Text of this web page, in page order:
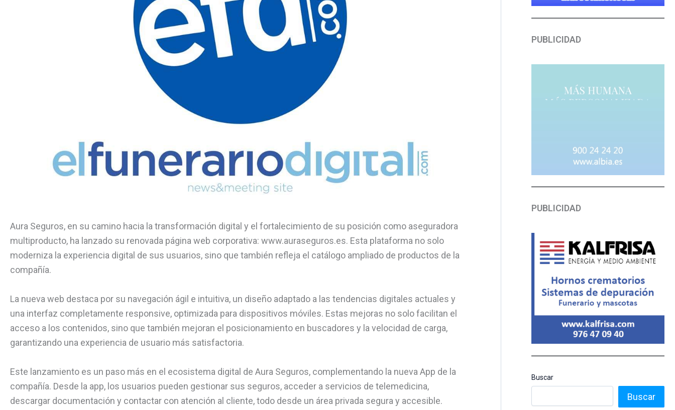
Aura Seguros, en su camino hacia la transformación digital y el fortalecimiento de su posición como aseguradora
multiproducto, ha lanzado su renovada página web corporativa: www.auraseguros.es. Esta plataforma no solo
moderniza la experiencia digital de sus usuarios, sino que también refleja el catálogo ampliado de productos de la
compañía.
La nueva web destaca por su navegación ágil e intuitiva, un diseño adaptado a las tendencias digitales actuales y
una interfaz completamente responsive, optimizada para dispositivos móviles. Estas mejoras no solo facilitan el
acceso a los contenidos, sino que también mejoran el posicionamiento en buscadores y la velocidad de carga,
garantizando una experiencia de usuario más satisfactoria.
Este lanzamiento es un paso más en el ecosistema digital de Aura Seguros, complementando la nueva App de la
compañía. Desde la app, los usuarios pueden gestionar sus seguros, acceder a servicios de telemedicina,
descargar documentación y contactar con atención al cliente, todo desde un área privada segura y accesible.
PUBLICIDAD
PUBLICIDAD
Buscar
Buscar